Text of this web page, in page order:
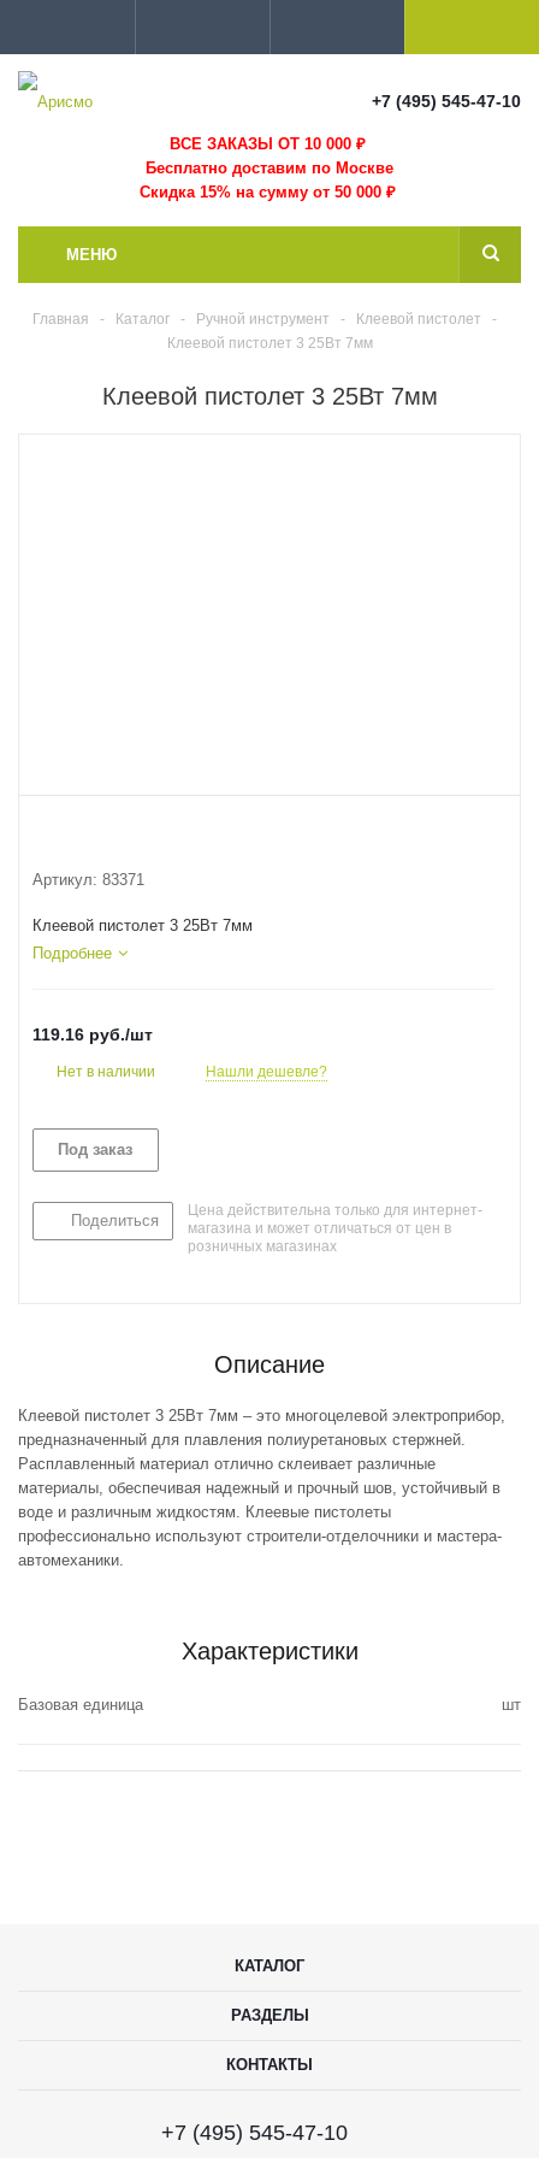
+7 (495) 545-47-10
ВСЕ ЗАКАЗЫ ОТ 10 000₽
Бесплатно доставим по Москве
Скидка 15% на сумму от 50 000 ₽
МЕНЮ
Главная - Каталог - Ручной инструмент - Клеевой пистолет
-
Клеевой пистолет 3 25Вт 7мм
Клеевой пистолет 3 25Вт 7мм
Артикул: 83371
Клеевой пистолет 3 25Вт 7мм
Подробнее
119.16 руб./шт
Нет в наличии Нашли дешевле?
Под заказ
Поделиться
Цена действительна только для интернет-
магазина и может отличаться от цен в
розничных магазинах
Описание
Клеевой пистолет 3 25Вт 7мм – это многоцелевой электроприбор,
предназначенный для плавления полиуретановых стержней.
Расплавленный материал отлично склеивает различные
материалы, обеспечивая надежный и прочный шов, устойчивый в
воде и различным жидкостям. Клеевые пистолеты
профессионально используют строители-отделочники и мастера-
автомеханики.
Характеристики
Базовая единица шт
КАТАЛОГ
РАЗДЕЛЫ
КОНТАКТЫ
+7 (495) 545-47-10